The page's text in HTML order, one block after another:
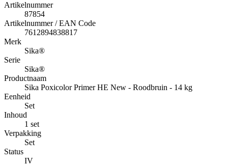
Artikelnummer
87854
Artikelnummer / EAN Code
7612894838817
Merk
Sika®
Serie
Sika®
Productnaam
Sika Poxicolor Primer HE New - Roodbruin - 14 kg
Eenheid
Set
Inhoud
1 set
Verpakking
Set
Status
IV